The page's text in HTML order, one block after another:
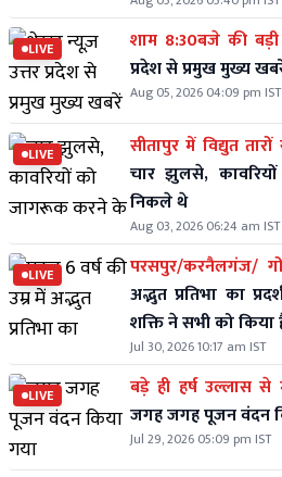
LIVE शाम 8:30बजे की
प्रदेश से प्रमुख मुख्य
Aug 05, 2026 04:09 pm IST
LIVE
चार झुलसे,
निकले थे
Aug 03, 2026 06:24 am IST
LIVE
अद्भुत प्रतिभा का
शक्ति ने सभी को किया
Jul 30, 2026 10:17 am IST
LIVE
जगह जगह पूजन वंदन
Jul 29, 2026 05:09 pm IST